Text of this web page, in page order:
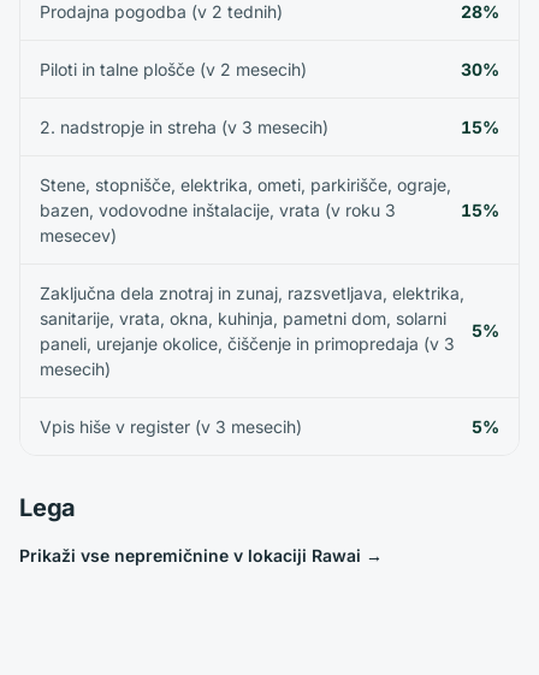
Prodajna pogodba (v 2 tednih) 28%
Piloti in talne plošče (v 2 mesecih) 30%
2. nadstropje in streha (v 3 mesecih) 15%
Stene, stopnišče, elektrika, ometi, parkirišče, ograje,
bazen, vodovodne inštalacije, vrata (v roku 3
mesecev)
15%
Zaključna dela znotraj in zunaj, razsvetljava, elektrika,
sanitarije, vrata, okna, kuhinja, pametni dom, solarni
paneli, urejanje okolice, čiščenje in primopredaja (v 3
mesecih)
5%
Vpis hiše v register (v 3 mesecih) 5%
Lega
Prikaži vse nepremičnine v lokaciji Rawai →